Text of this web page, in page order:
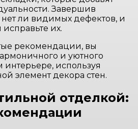
Завершив
нет ли видимых дефектов, и
их.
рекомендации, вы
и уютного
используя
элемент декора стен.
отделкой: